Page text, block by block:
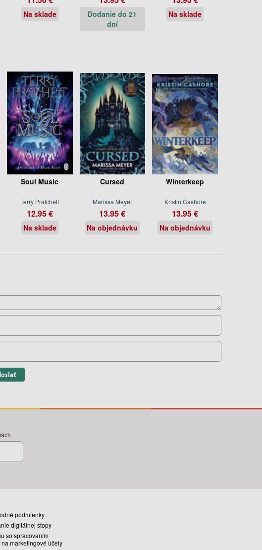
Na sklade
Dodanie do 21
dní
Na sklade
Soul Music
Terry Pratchett
12.95 €
Na sklade
Cursed
Marissa Meyer
13.95 €
Na objednávku
Winterkeep
Kristin Cashore
13.95 €
Na objednávku
podmienky
digitálnej stopy
so spracovaním
marketingové účely